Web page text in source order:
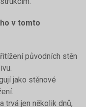
v tomto
původních stěn
jako stěnové
trvá jen několik dnů,